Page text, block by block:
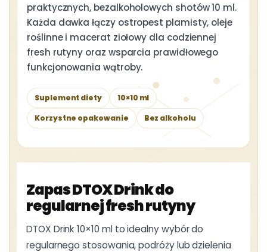
praktycznych, bezalkoholowych shotów 10 ml.
Każda dawka łączy ostropest plamisty, oleje
roślinne i macerat ziołowy dla codziennej
fresh rutyny oraz wsparcia prawidłowego
funkcjonowania wątroby.
Suplement diety
10×10 ml
Korzystne opakowanie
Bez alkoholu
Zapas DTOX Drink do
regularnej fresh rutyny
DTOX Drink 10×10 ml to idealny wybór do
regularnego stosowania, podróży lub dzielenia